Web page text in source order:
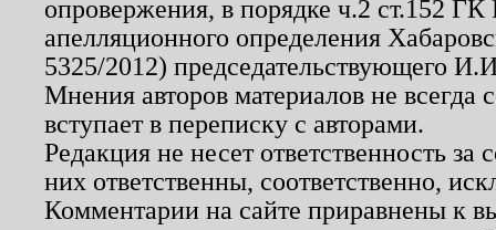
опровержения, в порядке ч.2 ст.152
апелляционного определения
5325/2012) председательствующего
Мнения авторов материалов не
вступает в переписку с авторами.
Редакция не несет ответственность
них ответственны, соответственно,
Комментарии на сайте приравнены к